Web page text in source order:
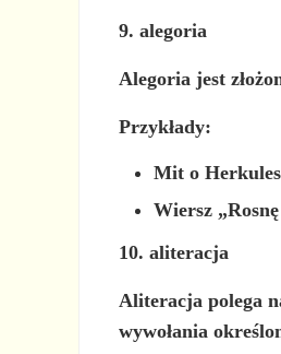
9. alegoria
Alegoria jest
Przykłady:
Mit o
Wiersz
10. aliteracja
Aliteracja polega
wywołania